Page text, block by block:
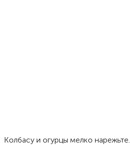
Колбасу и огурцы мелко нарежьте.